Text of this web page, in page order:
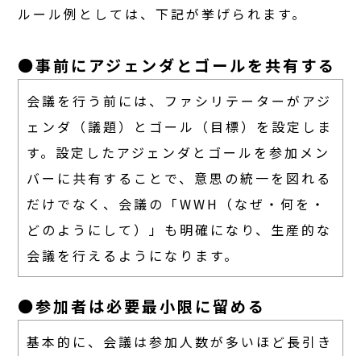
ルール例としては、下記が挙げられます。
●事前にアジェンダとゴールを共有する
会議を行う前には、ファシリテーターがアジ
ェンダ（議題）とゴール（目標）を設定しま
す。設定したアジェンダとゴールを参加メン
バーに共有することで、意思の統一を図れる
だけでなく、会議の「WWH（なぜ・何を・
どのようにして）」も明確になり、生産的な
会議を行えるようになります。
●参加者は必要最小限に留める
基本的に、会議は参加人数が多いほど長引き